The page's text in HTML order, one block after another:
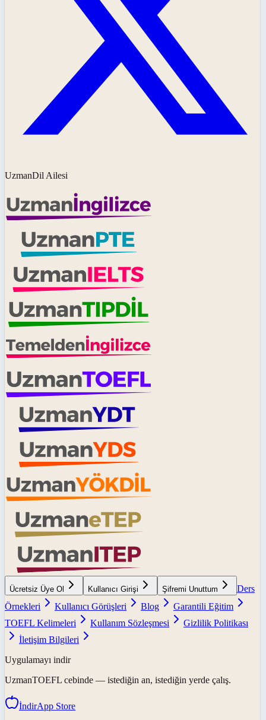
UzmanDil Ailesi
Ücretsiz Üye Ol Kullanıcı Girişi Şifremi Unuttum
Ders
Örnekleri
Kullanıcı Görüşleri Blog
Garantili Eğitim
TOEFL Kelimeleri
Kullanım Sözleşmesi
Gizlilik Politikası
İletişim Bilgileri
Uygulamayı indir
UzmanTOEFL cebinde — istediğin an, istediğin yerde çalış.
İndirApp Store